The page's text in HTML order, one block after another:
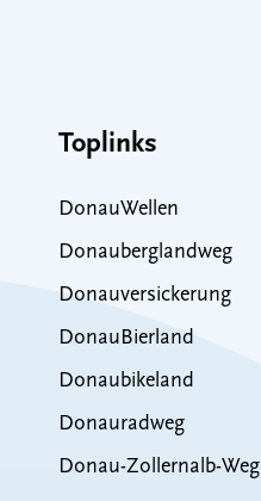
Toplinks
DonauWellen
Donauberglandweg
Donauversickerung
DonauBierland
Donaubikeland
Donauradweg
Donau-Zollernalb-Weg